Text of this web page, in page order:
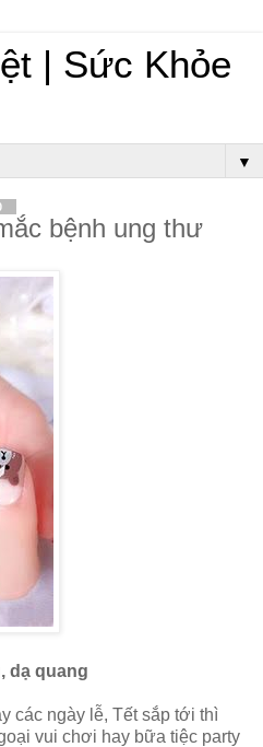
| Sức Khỏe
▼
bệnh ung thư
dạ quang
các ngày lễ, Tết sắp tới thì
vui chơi hay bữa tiệc party